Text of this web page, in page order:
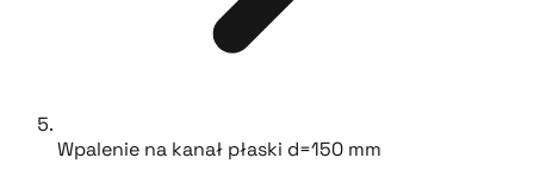
Wpalenie na kanał płaski d=150 mm